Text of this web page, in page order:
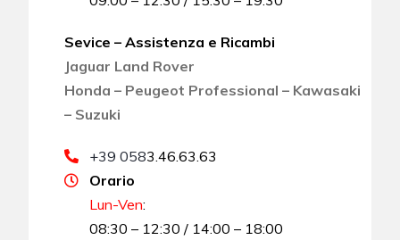
Sevice – Assistenza e Ricambi
Jaguar Land Rover
Honda – Peugeot Professional – Kawasaki
– Suzuki
+39 0583.46.63.63
Orario
Lun-Ven:
08:30 – 12:30 / 14:00 – 18:00